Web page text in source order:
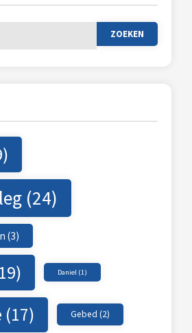
(24)
(3)
Daniel (1)
(17) Gebed (2)